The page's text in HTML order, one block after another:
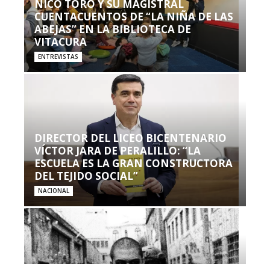
NICO TORO Y SU MAGISTRAL
CUENTACUENTOS DE “LA NIÑA DE LAS
ABEJAS” EN LA BIBLIOTECA DE
VITACURA
ENTREVISTAS
DIRECTOR DEL LICEO BICENTENARIO
VÍCTOR JARA DE PERALILLO: “LA
ESCUELA ES LA GRAN CONSTRUCTORA
DEL TEJIDO SOCIAL”
NACIONAL